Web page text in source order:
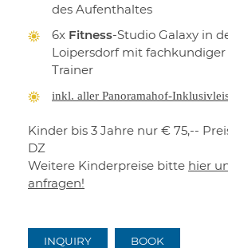
des Aufenthaltes
6x Fitness-Studio Galaxy in
Loipersdorf mit
Trainer
inkl. aller Panoramahof-
Kinder bis 3 Jahre nur € 75,--
DZ
Weitere Kinderpreise bitte hier
anfragen!
INQUIRY BOOK